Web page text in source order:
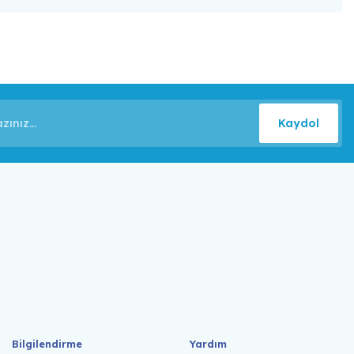
Kaydol
Bilgilendirme Yardım